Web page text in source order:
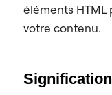
éléments
votre contenu.